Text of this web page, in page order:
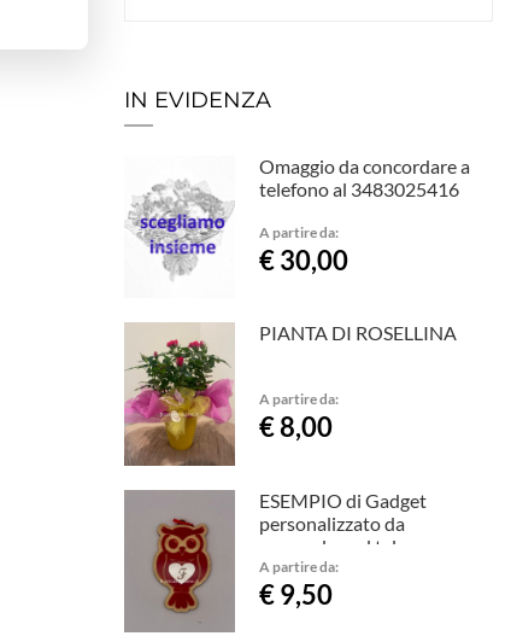
IN EVIDENZA
Omaggio da concordare a
telefono al 3483025416
A partire da:
€ 30,00
PIANTA DI ROSELLINA
A partire da:
€ 8,00
ESEMPIO di Gadget
personalizzato da
concordare al tel.
3483025416
A partire da:
€ 9,50